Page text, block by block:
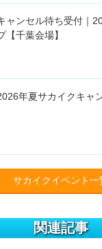
ャンセル待ち受付｜
【千葉会場】
年夏サカイクキャ
サカイクイベント一
関連記事